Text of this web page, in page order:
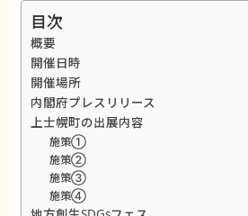
目次
概要
開催日時
開催場所
内閣府プレスリリース
上士幌町の出展内容
施策①
施策②
施策③
施策④